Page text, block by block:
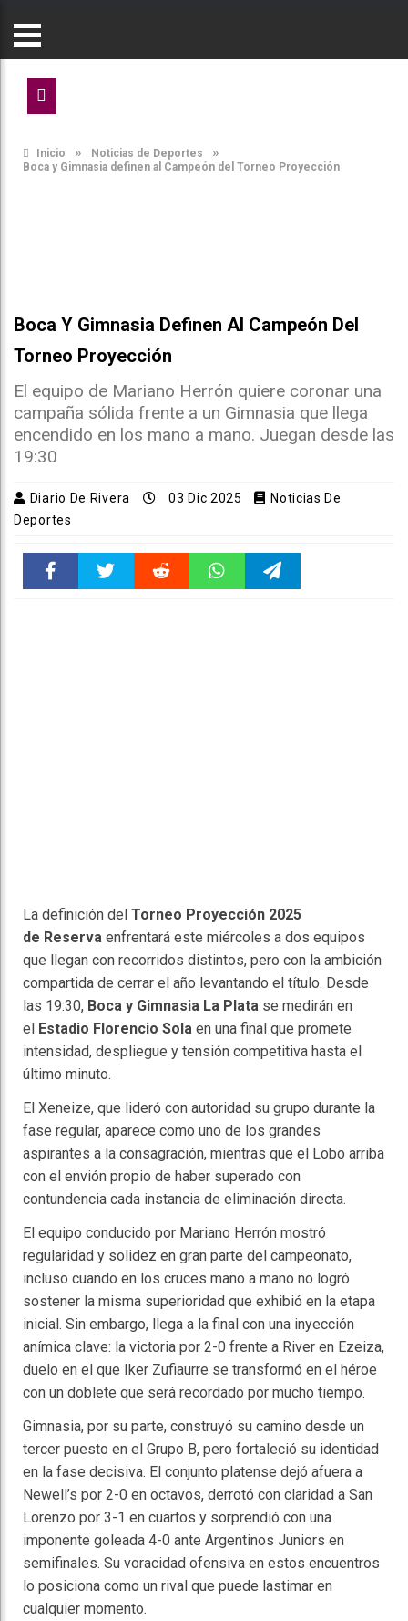
Inicio » Noticias de Deportes »
Boca y Gimnasia definen al Campeón del Torneo Proyección
Boca Y Gimnasia Definen Al Campeón Del
Torneo Proyección
El equipo de Mariano Herrón quiere coronar una
campaña sólida frente a un Gimnasia que llega
encendido en los mano a mano. Juegan desde las
19:30
Diario De Rivera 03 Dic 2025
Noticias De
Deportes
La definición del Torneo Proyección 2025
de Reserva enfrentará este miércoles a dos equipos
que llegan con recorridos distintos, pero con la ambición
compartida de cerrar el año levantando el título. Desde
las 19:30, Boca y Gimnasia La Plata se medirán en
el Estadio Florencio Sola en una final que promete
intensidad, despliegue y tensión competitiva hasta el
último minuto.
El Xeneize, que lideró con autoridad su grupo durante la
fase regular, aparece como uno de los grandes
aspirantes a la consagración, mientras que el Lobo arriba
con el envión propio de haber superado con
contundencia cada instancia de eliminación directa.
El equipo conducido por Mariano Herrón mostró
regularidad y solidez en gran parte del campeonato,
incluso cuando en los cruces mano a mano no logró
sostener la misma superioridad que exhibió en la etapa
inicial. Sin embargo, llega a la final con una inyección
anímica clave: la victoria por 2-0 frente a River en Ezeiza,
duelo en el que Iker Zufiaurre se transformó en el héroe
con un doblete que será recordado por mucho tiempo.
Gimnasia, por su parte, construyó su camino desde un
tercer puesto en el Grupo B, pero fortaleció su identidad
en la fase decisiva. El conjunto platense dejó afuera a
Newell’s por 2-0 en octavos, derrotó con claridad a San
Lorenzo por 3-1 en cuartos y sorprendió con una
imponente goleada 4-0 ante Argentinos Juniors en
semifinales. Su voracidad ofensiva en estos encuentros
lo posiciona como un rival que puede lastimar en
cualquier momento.